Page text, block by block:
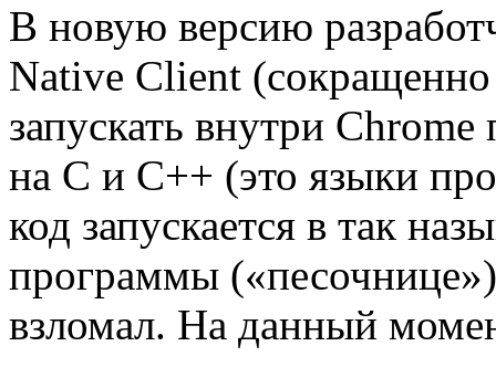
В новую версию
Native Client (сокращенно
запускать внутри
на C и C++ (это языки
код запускается в так
программы
взломал. На данный